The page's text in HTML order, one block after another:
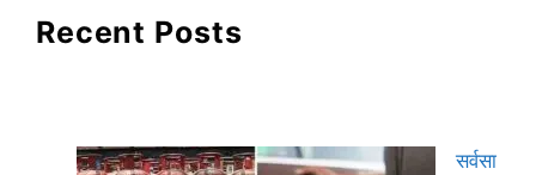
Recent Posts
सर्वसा